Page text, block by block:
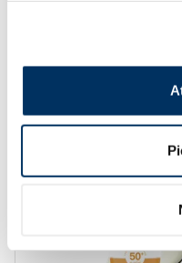
pakalpojumus. Ja
izmantošanai, lūdzu,
Saules